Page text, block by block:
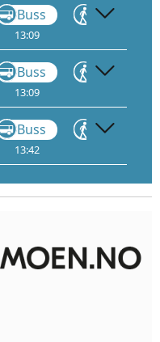
Buss
13:09
Gå
Buss
13:09
Gå
Buss
13:42
Gå